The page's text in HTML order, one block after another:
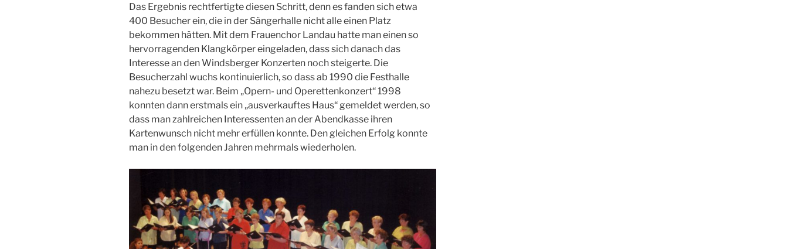
Das Ergebnis rechtfertigte diesen Schritt, denn es fanden sich etwa
400 Besucher ein, die in der Sängerhalle nicht alle einen Platz
bekommen hätten. Mit dem Frauenchor Landau hatte man einen so
hervorragenden Klangkörper eingeladen, dass sich danach das
Interesse an den Windsberger Konzerten noch steigerte. Die
Besucherzahl wuchs kontinuierlich, so dass ab 1990 die Festhalle
nahezu besetzt war. Beim „Opern- und Operettenkonzert“ 1998
konnten dann erstmals ein „ausverkauftes Haus“ gemeldet werden, so
dass man zahlreichen Interessenten an der Abendkasse ihren
Kartenwunsch nicht mehr erfüllen konnte. Den gleichen Erfolg konnte
man in den folgenden Jahren mehrmals wiederholen.